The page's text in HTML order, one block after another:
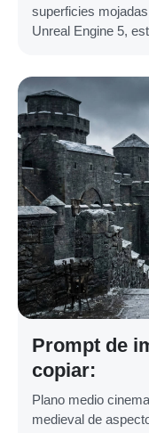
superficies
Unreal Engine 5,
Prompt de
copiar:
Plano medio
medieval de